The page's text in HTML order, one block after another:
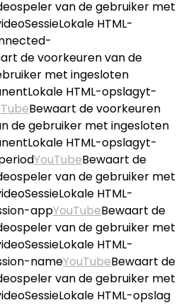
van de gebruiker met
HTML-
de voorkeuren van de
met ingesloten
HTML-opslagyt-
Bewaart de voorkeuren
de gebruiker met ingesloten
HTML-opslagyt-
YouTubeBewaart de
van de gebruiker met
HTML-
appYouTubeBewaart de
van de gebruiker met
HTML-
nameYouTubeBewaart de
van de gebruiker met
HTML-opslag